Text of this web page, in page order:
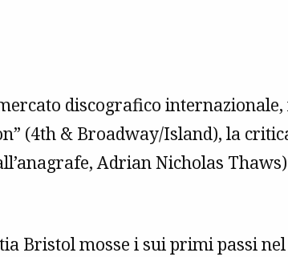
discografico
(4th & Broadway/Island), la
Adrian Nicholas
Bristol mosse i sui primi passi